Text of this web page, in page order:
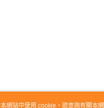
本網站中使用 cookie，欲查詢有關本